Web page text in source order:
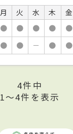
月 火 水 木 金
● ● ● ● ●
● ● － ● ●
4件中
1〜4件を表示